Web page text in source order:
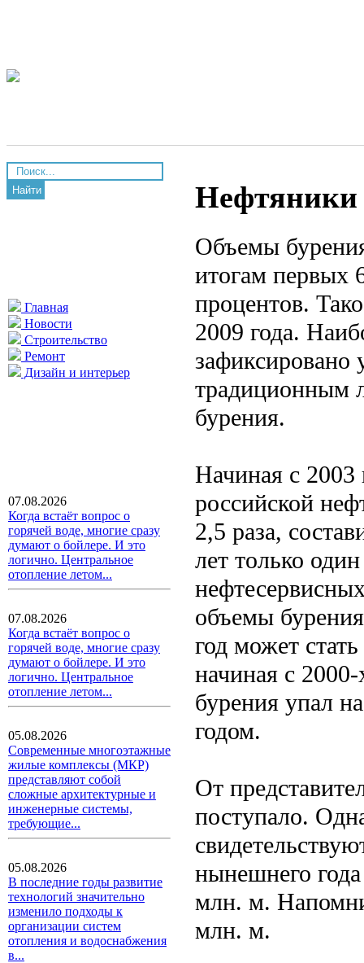
Найти
Главная
Новости
Строительство
Ремонт
Дизайн и интерьер
07.08.2026
Когда встаёт вопрос о
горячей воде, многие сразу
думают о бойлере. И это
логично. Центральное
отопление летом...
07.08.2026
Когда встаёт вопрос о
горячей воде, многие сразу
думают о бойлере. И это
логично. Центральное
отопление летом...
05.08.2026
Современные многоэтажные
жилые комплексы (МКР)
представляют собой
сложные архитектурные и
инженерные системы,
требующие...
05.08.2026
В последние годы развитие
технологий значительно
изменило подходы к
организации систем
отопления и водоснабжения
в...
Нефтяники
Объемы
итогам первых
процентов.
2009 года.
зафиксировано
традиционным
бурения.
Начиная с 2003
российской
2,5 раза,
лет только
объемы
год может
начиная с
бурения упал
годом.
От
поступало.
нынешнего
млн. м.
млн. м.